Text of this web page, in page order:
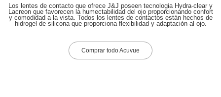
Los lentes de contacto que ofrece J&J poseen tecnologia Hydra-clear y
Lacreon que favorecen la humectabilidad del ojo proporcionando confort
y comodidad a la vista. Todos los lentes de contactos están hechos de
hidrogel de silicona que proporciona flexibilidad y adaptación al ojo.
Comprar todo Acuvue